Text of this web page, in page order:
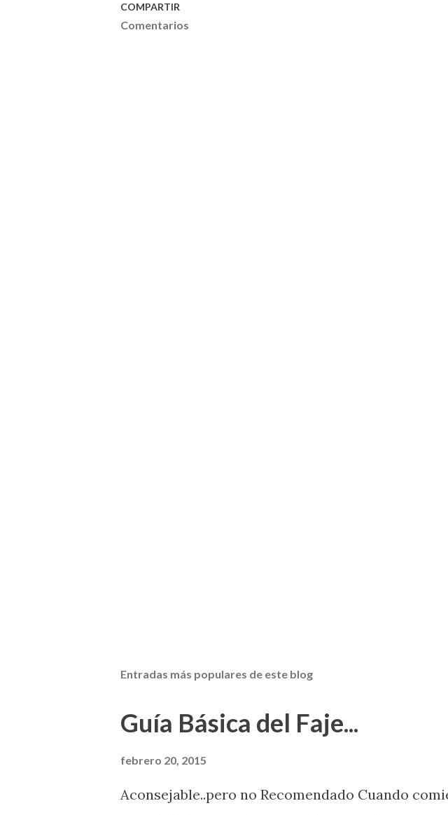
COMPARTIR
Comentarios
Entradas más populares de este blog
Guía Básica del Faje...
febrero 20, 2015
Aconsejable..pero no Recomendado Cuando